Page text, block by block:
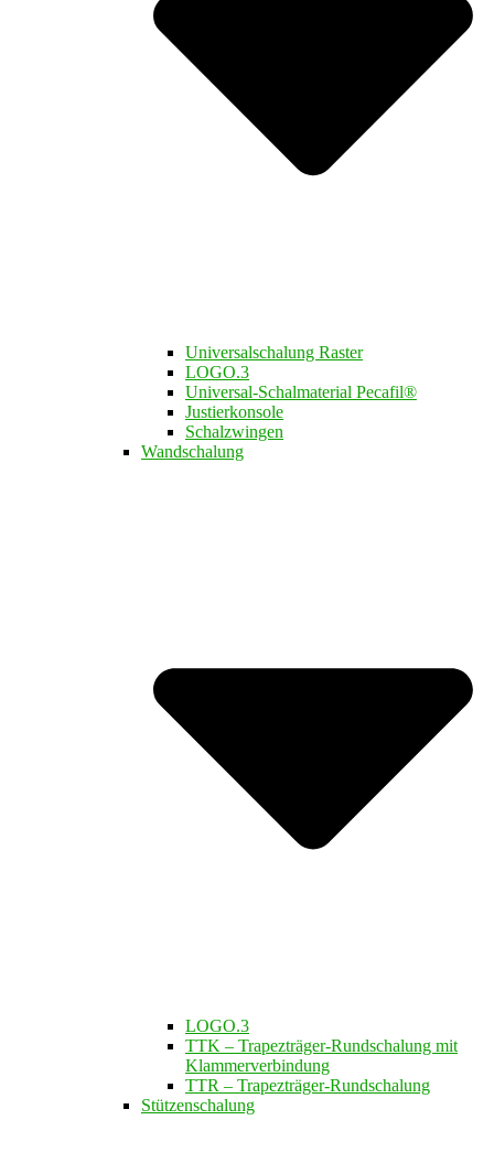
Universalschalung Raster
LOGO.3​
Universal-Schalmaterial Pecafil®
Justierkonsole
Schalzwingen
Wandschalung
LOGO.3
TTK – Trapezträger-Rundschalung mit
Klammerverbindung
TTR – Trapezträger-Rundschalung
Stützenschalung